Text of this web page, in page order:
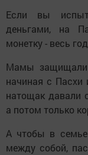
Если вы
деньгами, на
монетку - весь
Мамы защищали
начиная с
натощак давали
а потом только
А чтобы в
между собой,